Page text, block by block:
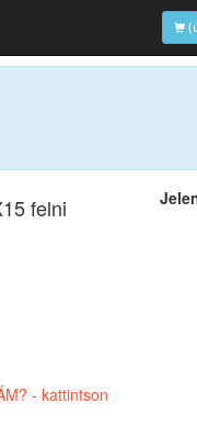
felni
- kattintson